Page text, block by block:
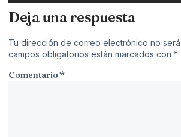
Deja una respuesta
Tu dirección de correo electrónico no
campos obligatorios están marcados con *
Comentario*